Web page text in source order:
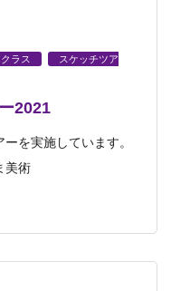
ラス スケッチツア
2021
を実施しています。
美術